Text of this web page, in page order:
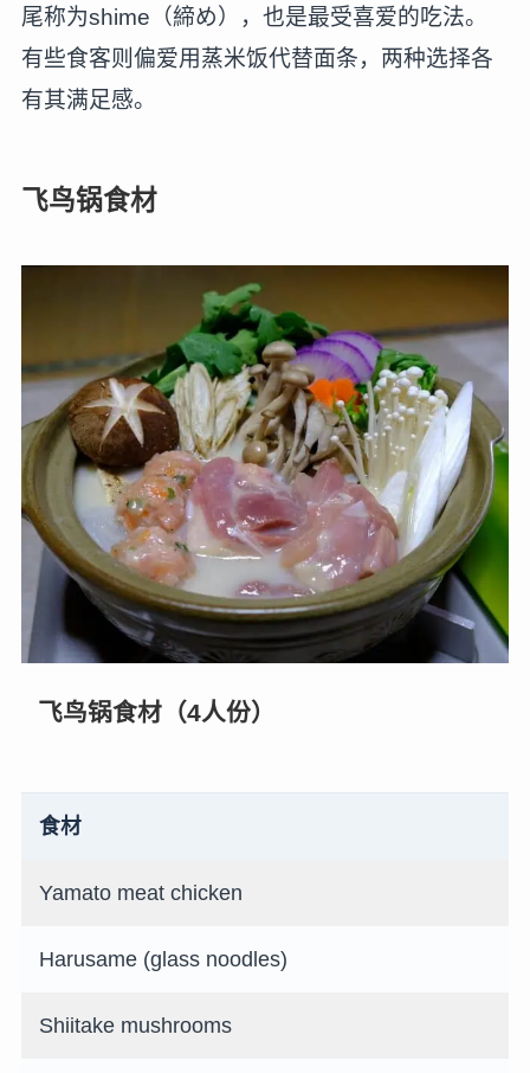
尾称为shime（締め），也是最受喜爱的吃法。
有些食客则偏爱用蒸米饭代替面条，两种选择各
有其满足感。
飞鸟锅食材
飞鸟锅食材（4人份）
食材
Yamato meat chicken
Harusame (glass noodles)
Shiitake mushrooms